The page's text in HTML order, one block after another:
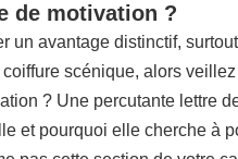
de motivation ?
avantage distinctif,
scénique, alors
? Une percutante
et pourquoi elle cherche